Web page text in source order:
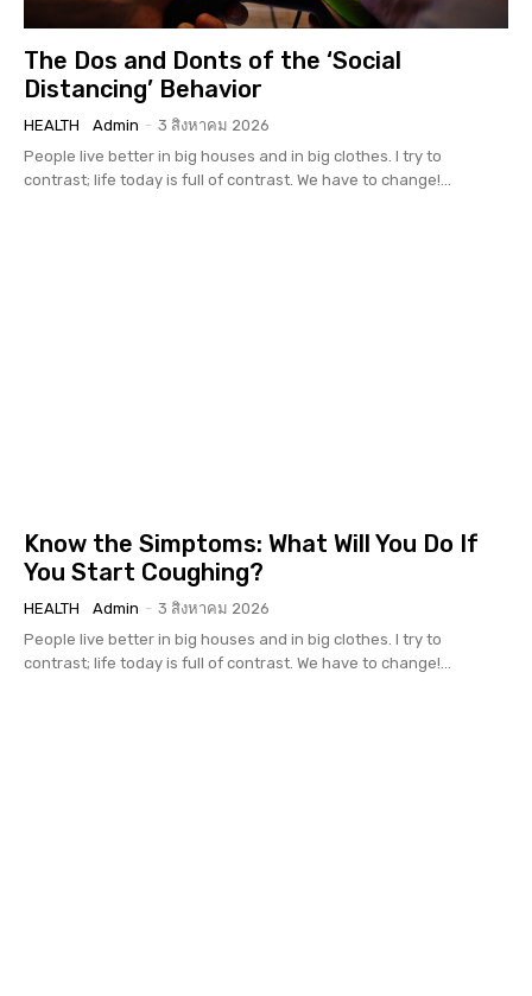
The Dos and Donts of the ‘Social
Distancing’ Behavior
HEALTH Admin - 3 สิงหาคม 2026
People live better in big houses and in big clothes. I try to
contrast; life today is full of contrast. We have to change!...
Know the Simptoms: What Will You Do If
You Start Coughing?
HEALTH Admin - 3 สิงหาคม 2026
People live better in big houses and in big clothes. I try to
contrast; life today is full of contrast. We have to change!...